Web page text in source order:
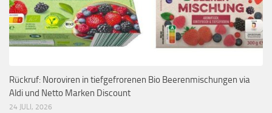
Rückruf: Noroviren in tiefgefrorenen Bio Beerenmischungen via
Aldi und Netto Marken Discount
24 JULI, 2026